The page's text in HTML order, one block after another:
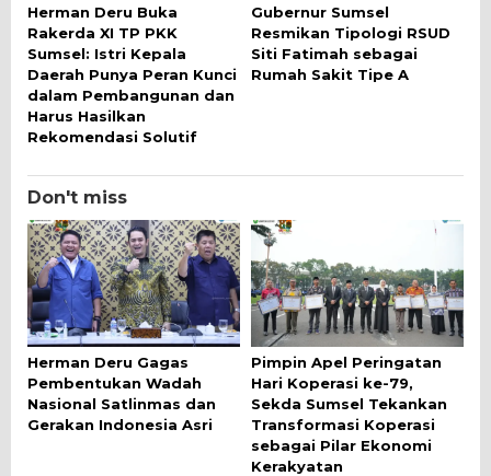
Herman Deru Buka
Rakerda XI TP PKK
Sumsel: Istri Kepala
Daerah Punya Peran Kunci
dalam Pembangunan dan
Harus Hasilkan
Rekomendasi Solutif
Gubernur Sumsel
Resmikan Tipologi RSUD
Siti Fatimah sebagai
Rumah Sakit Tipe A
Don't miss
Herman Deru Gagas
Pembentukan Wadah
Nasional Satlinmas dan
Gerakan Indonesia Asri
Pimpin Apel Peringatan
Hari Koperasi ke-79,
Sekda Sumsel Tekankan
Transformasi Koperasi
sebagai Pilar Ekonomi
Kerakyatan